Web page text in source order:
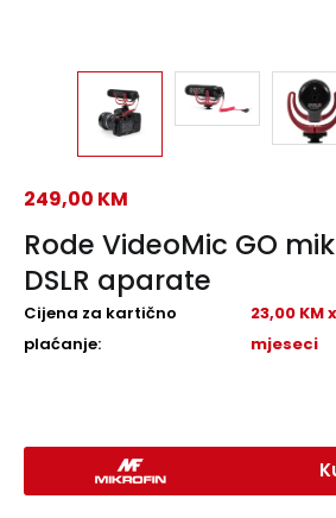
Rode VideoMic GO
DSLR aparate
249,00 KM
Cijena za kartično
plaćanje:
23,00 KM
mjeseci